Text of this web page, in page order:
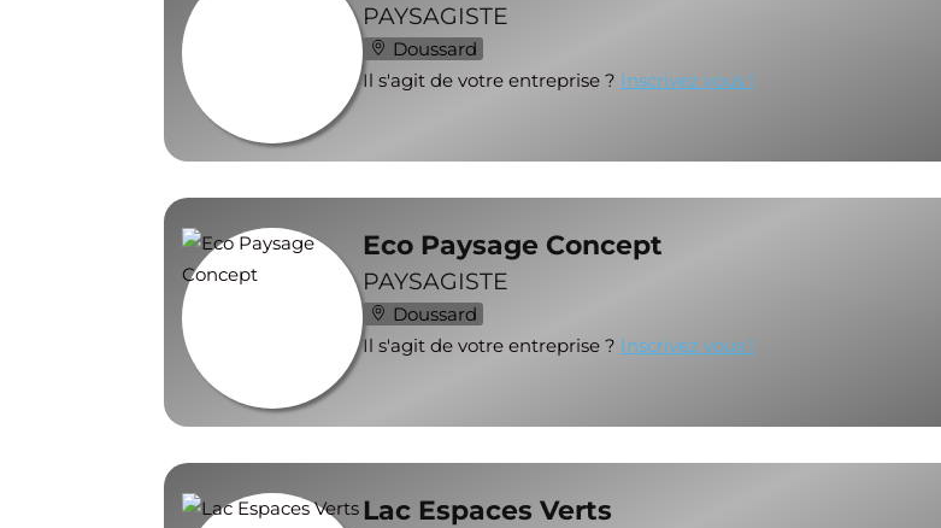
PAYSAGISTE
Doussard
Il s'agit de votre entreprise ? Inscrivez vous !
Eco Paysage Concept
PAYSAGISTE
Doussard
Il s'agit de votre entreprise ? Inscrivez vous !
Lac Espaces Verts